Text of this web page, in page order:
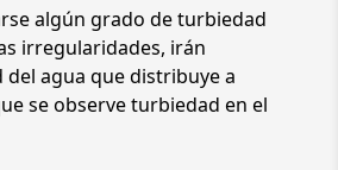
algún grado de turbiedad
irregularidades, irán
agua que distribuye a
se observe turbiedad en el